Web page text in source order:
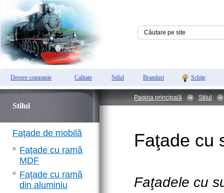
Despre companie Calitate Stilul Branduri Schiţe
Stilul
Faţade de mobilă
Faţade cu ramă
MDF
Faţade cu ramă
din aluminiu
Pagina principală Stilul
Faţade cu
Faţadele cu